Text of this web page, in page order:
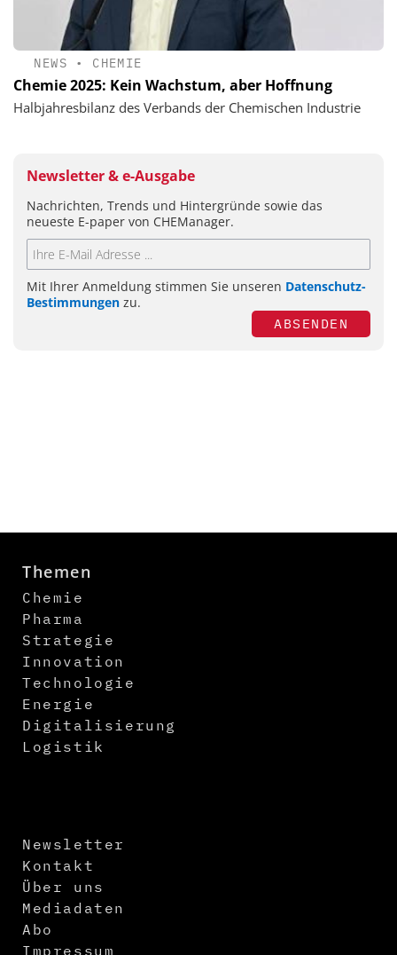
NEWS • CHEMIE
Chemie 2025: Kein Wachstum, aber Hoffnung
Halbjahresbilanz des Verbands der Chemischen Industrie
Newsletter & e-Ausgabe
Nachrichten, Trends und Hintergründe sowie das
neueste E-paper von CHEManager.
Mit Ihrer Anmeldung stimmen Sie unseren Datenschutz-
Bestimmungen zu.
ABSENDEN
Themen
Chemie
Pharma
Strategie
Innovation
Technologie
Energie
Digitalisierung
Logistik
Newsletter
Kontakt
Über uns
Mediadaten
Abo
Impressum